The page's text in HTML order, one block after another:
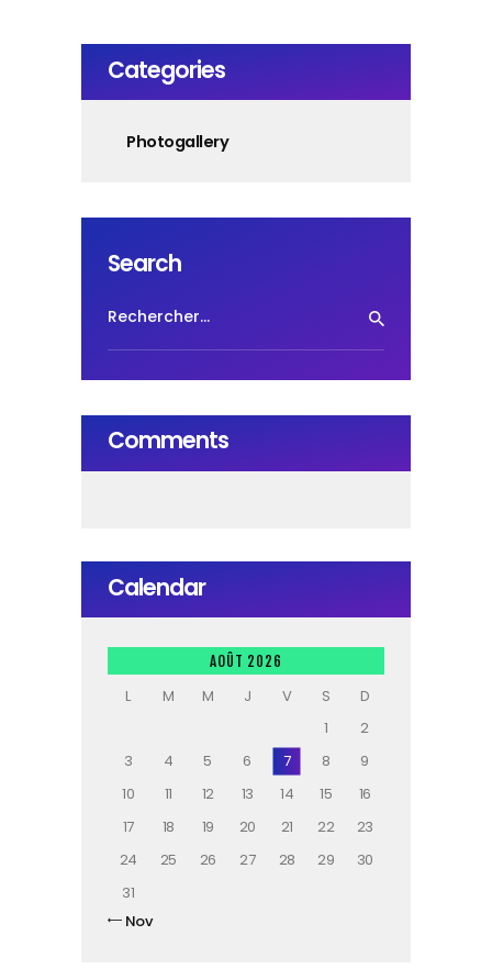
Categories
Photogallery
Search
Comments
Calendar
AOÛT 2026
L M M J V S
D
1
2
3
4 5 6 7 8
9
10
11 12 13 14 15
16
17
18 19 20 21 22
23
24
25 26 27 28 29
30
31
« Nov